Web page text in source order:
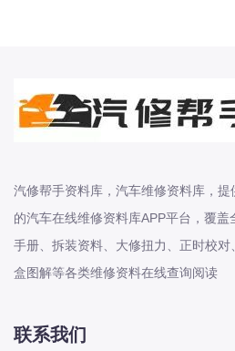
宝马
宝骏
宾利
本田
本田-东风本田
本田-广州本田
标致
汽修帮手资料库，汽车维修资料库，
的汽车在线维修资料库APP平台，覆
手册、拆装资料、大修扭力、正时校
盒图解等各类维修资料在线查询阅读
联系我们